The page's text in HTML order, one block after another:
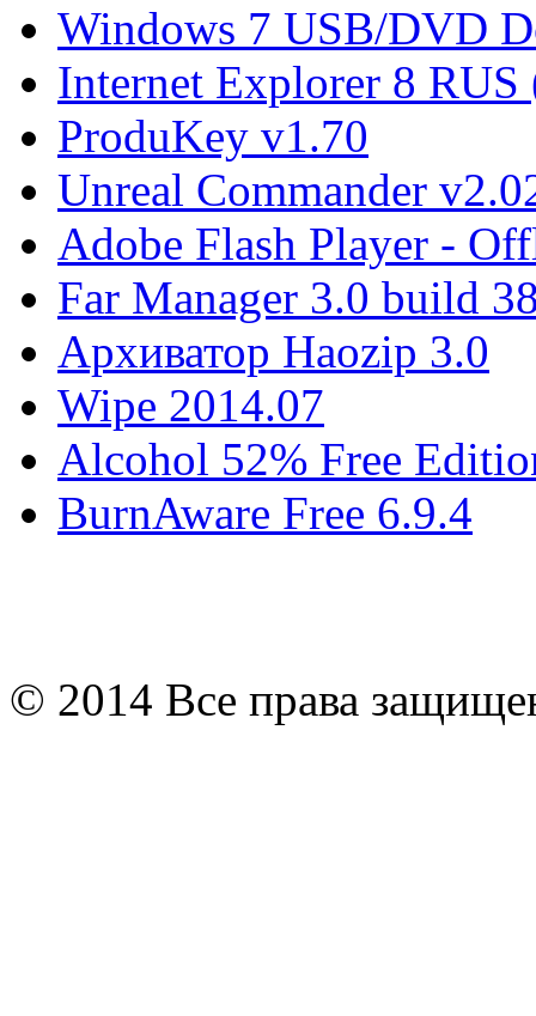
Windows 7 USB/DVD
Internet Explorer 8 RUS
ProduKey v1.70
Unreal Commander
Adobe Flash Player -
Far Manager 3.0 build
Архиватор Haozip 3.0
Wipe 2014.07
Alcohol 52% Free
BurnAware Free 6.9.4
© 2014 Все права